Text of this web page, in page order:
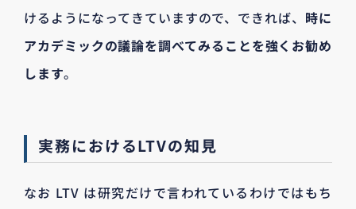
けるようになってきていますので、できれば、 時に
アカデミックの議論を調べてみることを強くお勧め
します。
実務におけるLTVの知見
なお LTV は研究だけで言われているわけではもち